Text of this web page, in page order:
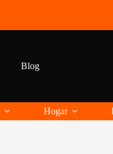
Blog
Hogar